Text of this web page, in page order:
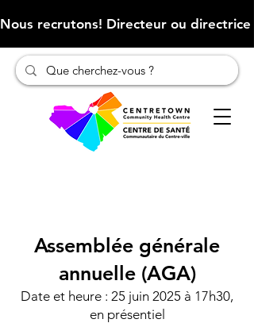
Nous recrutons! Directeur ou
Assemblée générale
annuelle (AGA)
Date et heure : 25 juin 2025 à 17h30,
en présentiel